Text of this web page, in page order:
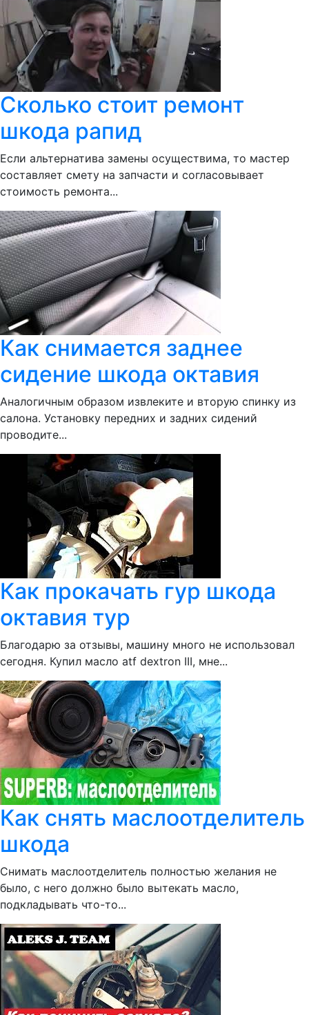
Сколько стоит ремонт
шкода рапид
Если альтернатива замены осуществима, то мастер
составляет смету на запчасти и согласовывает
стоимость ремонта...
Как снимается заднее
сидение шкода октавия
Аналогичным образом извлеките и вторую спинку из
салона. Установку передних и задних сидений
проводите...
Как прокачать гур шкода
октавия тур
Благодарю за отзывы, машину много не использовал
сегодня. Купил масло atf dextron III, мне...
Как снять маслоотделитель
шкода
Снимать маслоотделитель полностью желания не
было, с него должно было вытекать масло,
подкладывать что-то...